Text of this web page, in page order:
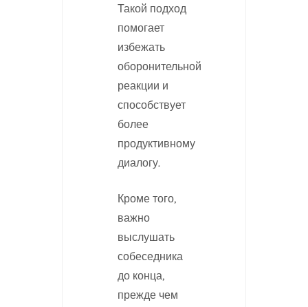
Такой подход
помогает
избежать
оборонительной
реакции и
способствует
более
продуктивному
диалогу.
Кроме того,
важно
выслушать
собеседника
до конца,
прежде чем